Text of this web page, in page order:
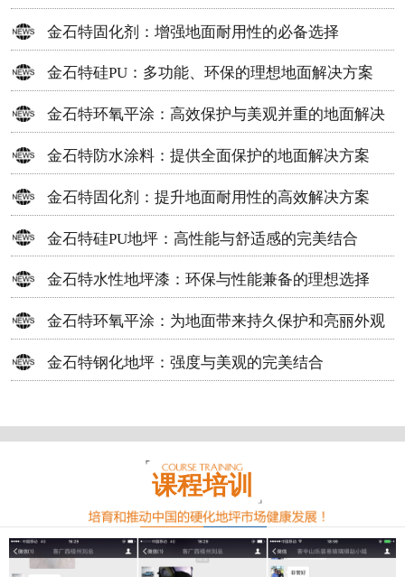
方案
金石特固化剂：增强地面耐用性的必备选择
金石特硅PU：多功能、环保的理想地面解决方案
金石特环氧平涂：高效保护与美观并重的地面解决
方案
金石特防水涂料：提供全面保护的地面解决方案
金石特固化剂：提升地面耐用性的高效解决方案
金石特硅PU地坪：高性能与舒适感的完美结合
金石特水性地坪漆：环保与性能兼备的理想选择
金石特环氧平涂：为地面带来持久保护和亮丽外观
金石特钢化地坪：强度与美观的完美结合
课程培训